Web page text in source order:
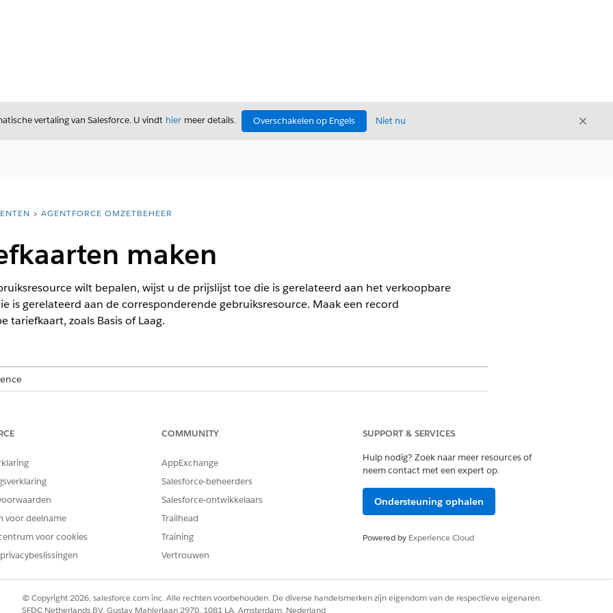
vertaling van Salesforce. U vindt hier meer details. Overschakelen op Engels Niet nu Sluiten
AGENTFORCE OMZETBEHEER
maken
wilt bepalen, wijst u de prijslijst toe die is gerelateerd aan het verkoopbare
is gerelateerd aan de corresponderende gebruiksresource. Maak een record
tariefkaart, zoals Basis of Laag.
BENODIGDE GEBRUIKERSMACHTIGINGEN
Tijd voor ontwerp van scorebeheer
Prijslijsttariefkaarten
tariefkaart.
om te verbeteren!
Ja Nee
voor deelname
voor cookies
COMMUNITY
AppExchange
Salesforce-beheerders
Salesforce-ontwikkelaars
Trailhead
Training
Vertrouwen
SUPPORT & SERVICES
Hulp nodig? Zoek naar meer resources of
neem contact met een expert op.
Ondersteuning ophalen
Powered by Experience Cloud
© Copyright 2026, salesforce.com inc. Alle rechten voorbehouden. De diverse handelsmerken zijn eigendom van de respectieve eigenaren.
SFDC Netherlands BV, Gustav Mahlerlaan 2970, 1081 LA, Amsterdam, Nederland